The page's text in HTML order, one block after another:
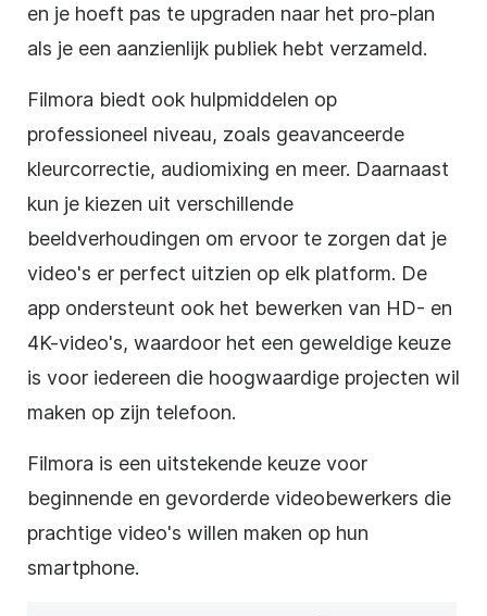
en je hoeft pas te upgraden naar het pro-plan
als je een aanzienlijk publiek hebt verzameld.
Filmora biedt ook hulpmiddelen op
professioneel niveau, zoals geavanceerde
kleurcorrectie, audiomixing en meer. Daarnaast
kun je kiezen uit verschillende
beeldverhoudingen om ervoor te zorgen dat je
video's er perfect uitzien op elk platform. De
app ondersteunt ook het bewerken van HD- en
4K-video's, waardoor het een geweldige keuze
is voor iedereen die hoogwaardige projecten wil
maken op zijn telefoon.
Filmora is een uitstekende keuze voor
beginnende en gevorderde videobewerkers die
prachtige video's willen maken op hun
smartphone.